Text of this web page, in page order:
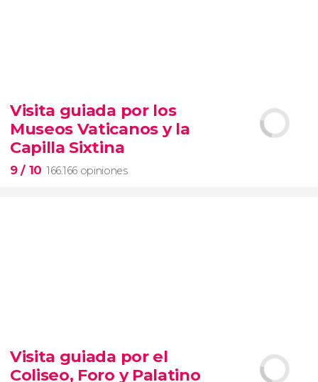
Contrastes de Nueva York
barrios de Queens, el Bronx y Brooklyn
Visita guiada por los
Museos Vaticanos y la
Capilla Sixtina
9/ 10 166.166 opiniones
visita guiada por los Museos Vaticanos y la Capilla
Sixtina
Visita guiada por el
Coliseo, Foro y Palatino